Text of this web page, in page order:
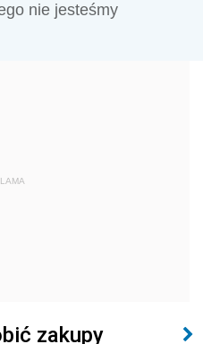
nie jesteśmy
zakupy